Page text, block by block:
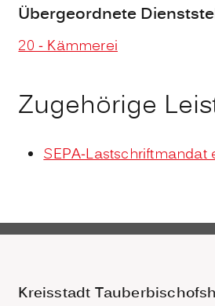
Übergeordnete
20 - Kämmerei
Zugehörige
SEPA-Lastschriftmandat
Kreisstadt